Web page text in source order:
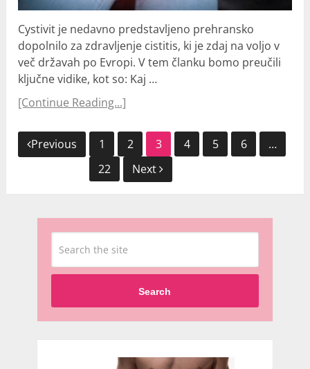
Cystivit je nedavno predstavljeno prehransko
dopolnilo za zdravljenje cistitis, ki je zdaj na voljo v
več državah po Evropi. V tem članku bomo preučili
ključne vidike, kot so: Kaj …
[Continue Reading...]
Navigacija
prispevkov
Previous 1 2 3 4 5 6
…
22
Next
Search